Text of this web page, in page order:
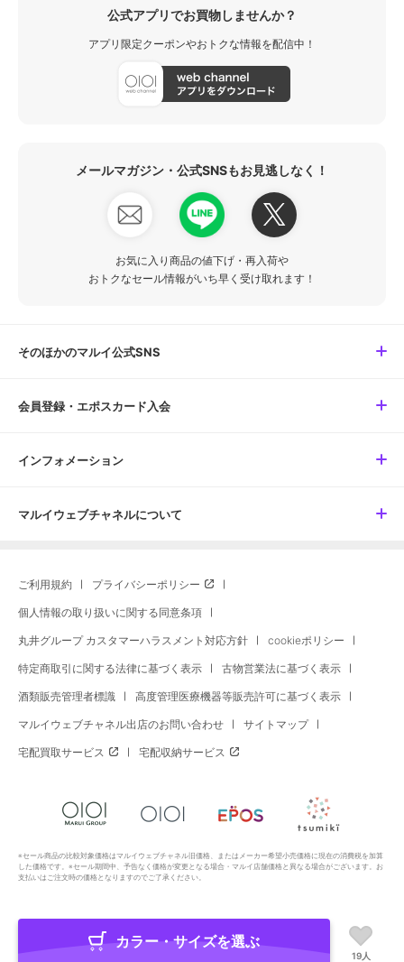
公式アプリでお買物しませんか？
アプリ限定クーポンやおトクな情報を配信中！
メールマガジン・公式SNSもお見逃しなく！
お気に入り商品の値下げ・再入荷や
おトクなセール情報がいち早く受け取れます！
そのほかのマルイ公式SNS
会員登録・エポスカード入会
インフォメーション
マルイウェブチャネルについて
ご利用規約 プライバシーポリシー
個人情報の取り扱いに関する同意条項
丸井グループ カスタマーハラスメント対応方針 cookieポリシー
特定商取引に関する法律に基づく表示 古物営業法に基づく表示
酒類販売管理者標識 高度管理医療機器等販売許可に基づく表示
マルイウェブチャネル出店のお問い合わせ サイトマップ
宅配買取サービス 宅配収納サービス
※セール商品の比較対象価格はマルイウェブチャネル旧価格、またはメーカー希望小売価格に現在の消費税を加算
した価格です。※セール期間中、予告なく価格が変更となる場合・マルイ店舗価格と異なる場合がございます。お
支払いはご注文時の価格となりますのでご了承ください。
Copyright All Rights Reserved. MARUI Co., Ltd
カラー・サイズを選ぶ
19人